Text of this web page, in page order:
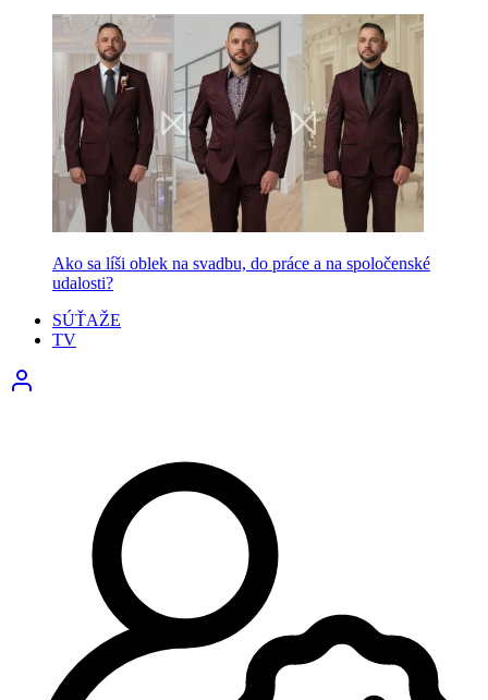
Ako sa líši oblek na svadbu, do práce a na spoločenské
udalosti?
SÚŤAŽE
TV